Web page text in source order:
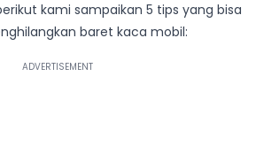
kami sampaikan 5 tips yang bisa
baret kaca mobil: